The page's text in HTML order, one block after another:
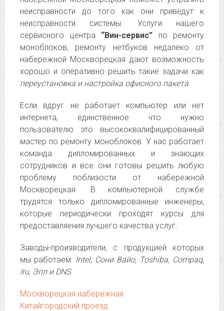
неисправности до того как они приведут к
неисправности системы. Услуги нашего
сервисного центра “Вин-сервис” по ремонту
моноблоков, ремонту нетбуков недалеко от
набережной Москворецкая дают возможность
хорошо и оперативно решить такие задачи как
переустановка и настройка офисного пакета.
Если вдруг не работает компьютер или нет
интернета, единственное что нужно
пользователю это высококвалифицированный
мастер по ремонту моноблоков. У нас работает
команда дипломированных и знающих
сотрудников и все они готовы решить любую
проблему поблизости от набережной
Москворецкая. В компьютерной службе
трудятся только дипломированные инженеры,
которые периодически проходят курсы для
предоставляения лучшего качества услуг.
Заводы-производители, с продукцией которых
мы работаем: Intel, Сони Вайо, Toshiba, Compaq,
Iru, Эпл и DNS.
Москворецкая набережная
Китайгородский проезд